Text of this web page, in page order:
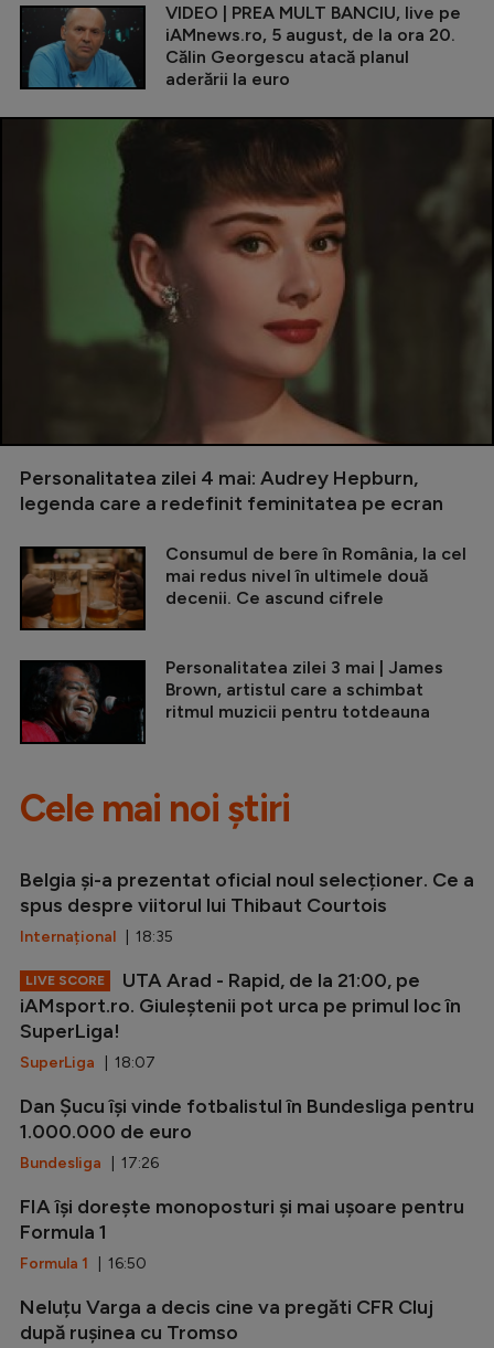
VIDEO | PREA MULT BANCIU, live pe
iAMnews.ro, 5 august, de la ora 20.
Călin Georgescu atacă planul
aderării la euro
Personalitatea zilei 4 mai: Audrey Hepburn,
legenda care a redefinit feminitatea pe ecran
Consumul de bere în România, la cel
mai redus nivel în ultimele două
decenii. Ce ascund cifrele
Personalitatea zilei 3 mai | James
Brown, artistul care a schimbat
ritmul muzicii pentru totdeauna
Cele mai noi știri
Belgia și-a prezentat oficial noul selecționer. Ce a
spus despre viitorul lui Thibaut Courtois
Internațional | 18:35
LIVE SCORE
UTA Arad - Rapid, de la 21:00, pe
iAMsport.ro. Giuleștenii pot urca pe primul loc în
SuperLiga!
SuperLiga | 18:07
Dan Șucu își vinde fotbalistul în Bundesliga pentru
1.000.000 de euro
Bundesliga | 17:26
FIA își dorește monoposturi și mai ușoare pentru
Formula 1
Formula 1 | 16:50
Neluțu Varga a decis cine va pregăti CFR Cluj
după rușinea cu Tromso